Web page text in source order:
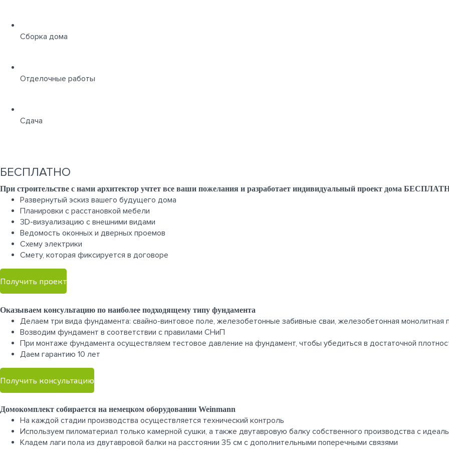
Сборка дома
Отделочные работы
Сдача
БЕСПЛАТНО
При строительстве с нами архитектор учтет все ваши пожелания и разработает индивидуальный проект дома
Развернутый эскиз вашего будущего дома
Планировки с расстановкой мебели
3D-визуализацию с внешними видами
Ведомость оконных и дверных проемов
Cхему электрики
Cмету, которая фиксируется в договоре
Получить проект
Оказываем консультацию по наиболее подходящему типу фундамента
Делаем три вида фундамента: свайно-винтовое поле, железобетонные забивные сваи, железобетонная монолитная
Возводим фундамент в соответствии с правилами СНиП
При монтаже фундамента осуществляем тестовое давление на фундамент, чтобы убедиться в достаточной
Даем гарантию 10 лет
Получить консультацию
Домокомплект собирается на немецком оборудовании Weinmann
На каждой стадии производства осуществляется технический контроль
Используем пиломатериал только камерной сушки, а также двутавровую балку собственного производства с
Кладем лаги пола из двутавровой балки на расстоянии 35 см с дополнительными поперечными связями